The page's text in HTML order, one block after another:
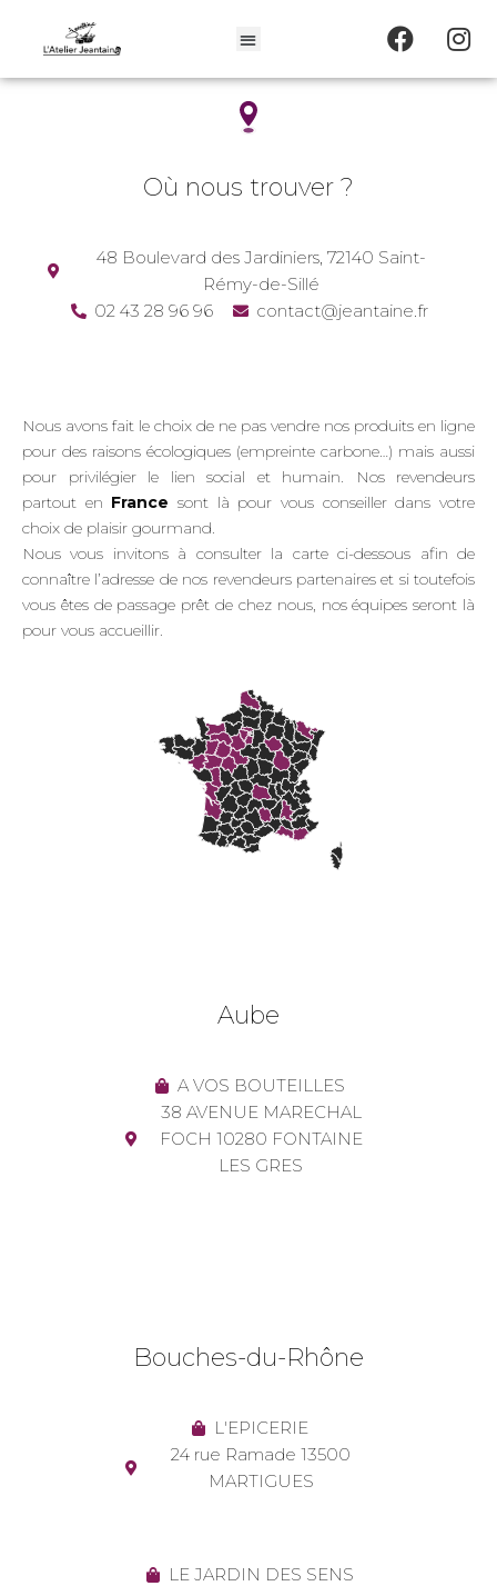
Où nous trouver ?
48 Boulevard des Jardiniers, 72140 Saint-
Rémy-de-Sillé
02 43 28 96 96
contact@jeantaine.fr
Nous avons fait le choix de ne pas vendre nos produits en ligne
pour des raisons écologiques (empreinte carbone…) mais aussi
pour privilégier le lien social et humain. Nos revendeurs
partout en France sont là pour vous conseiller dans votre
choix de plaisir gourmand.
Nous vous invitons à consulter la carte ci-dessous afin de
connaître l’adresse de nos revendeurs partenaires et si toutefois
vous êtes de passage prêt de chez nous, nos équipes seront là
pour vous accueillir.
Aube
A VOS BOUTEILLES
38 AVENUE MARECHAL
FOCH 10280 FONTAINE
LES GRES
Bouches-du-Rhône
L'EPICERIE
24 rue Ramade 13500
MARTIGUES
LE JARDIN DES SENS